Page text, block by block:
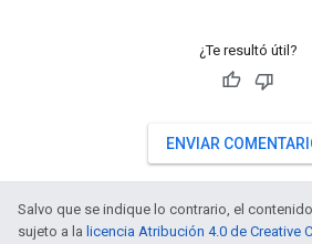
¿Te resultó útil?
ENVIAR
Salvo que se indique lo contrario, el
sujeto a la licencia Atribución 4.0 de Creative